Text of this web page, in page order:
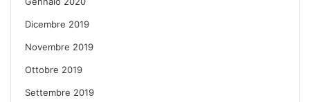
Dicembre 2019
Novembre 2019
Ottobre 2019
Settembre 2019